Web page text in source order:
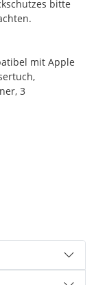
bitte
mit Apple
3